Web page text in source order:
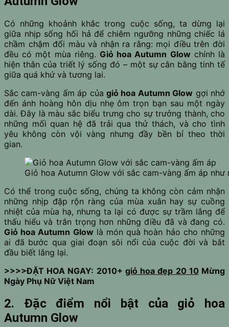
Có những khoảnh khắc trong cuộc sống, ta dừng lại
giữa nhịp sống hối hả để chiêm ngưỡng những chiếc lá
chầm chậm đổi màu và nhận ra rằng: mọi điều trên đời
đều có một mùa riêng. Giỏ hoa Autumn Glow chính là
hiện thân của triết lý sống đó – một sự cân bằng tinh tế
giữa quá khứ và tương lai.
Sắc cam-vàng ấm áp của giỏ hoa Autumn Glow gợi nhớ
đến ánh hoàng hôn dịu nhẹ ôm trọn bạn sau một ngày
dài. Đây là màu sắc biểu trưng cho sự trưởng thành, cho
những mối quan hệ đã trải qua thử thách, và cho tình
yêu không còn vội vàng nhưng đầy bền bỉ theo thời
gian.
Giỏ hoa Autumn Glow với sắc cam-vàng ấm áp như
Có thể trong cuộc sống, chúng ta không còn cảm nhận
những nhịp đập rộn ràng của mùa xuân hay sự cuồng
nhiệt của mùa hạ, nhưng ta lại có được sự trầm lắng để
thấu hiểu và trân trọng hơn những điều đã và đang có.
Giỏ hoa Autumn Glow là món quà hoàn hảo cho những
ai đã bước qua giai đoạn sôi nổi của cuộc đời và bắt
đầu biết lắng lại.
>>>>ĐẶT HOA NGAY: 2010+ giỏ hoa đẹp 20 10 Mừng
Ngày Phụ Nữ Việt Nam
2. Đặc điểm nổi bật của giỏ hoa
Autumn Glow